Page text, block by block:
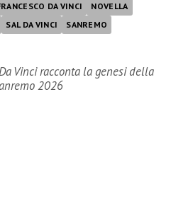
DA VINCI
NOVELLA
SAL DA VINCI
SANREMO
Vinci racconta la genesi della
2026